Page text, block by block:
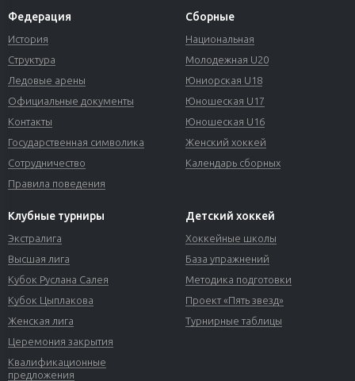
Федерация
История
Структура
Ледовые арены
Официальные документы
Контакты
Государственная символика
Сотрудничество
Правила поведения
Сборные
Национальная
Молодежная U20
Юниорская U18
Юношеская U17
Юношеская U16
Женский хоккей
Календарь сборных
Клубные турниры
Экстралига
Высшая лига
Кубок Руслана Салея
Кубок Цыплакова
Женская лига
Церемония закрытия
Квалификационные
предложения
Детский хоккей
Хоккейные школы
База упражнений
Методика подготовки
Проект «Пять звезд»
Турнирные таблицы